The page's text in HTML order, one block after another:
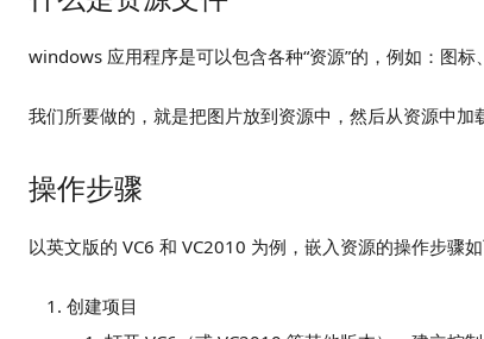
windows 应用程序是可以包含各种“资源”的，例如：图
我们所要做的，就是把图片放到资源中，然后从资源中加
操作步骤
以英文版的 VC6 和 VC2010 为例，嵌入资源的操作步骤如
创建项目